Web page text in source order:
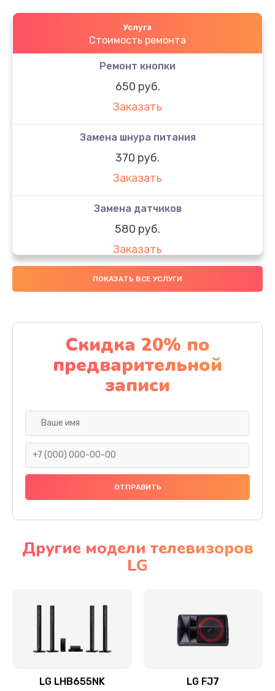
Услуга
Стоимость ремонта
Ремонт кнопки
650 руб.
Заказать
Замена шнура питания
370 руб.
Заказать
Замена датчиков
580 руб.
Заказать
Комплексная чистка
Заказать
Замена дисплея (экрана)
2000 руб.
Заказать
Ремонт платы электроники
Прошивка
Ремонт механики привода
Ремонт / замена кнопок, клавиш, индикаторов,
ПОКАЗАТЬ ВСЕ УСЛУГИ
Скидка 20% по
предварительной
записи
Другие модели телевизоров
LG
LG LHB655NK LG FJ7